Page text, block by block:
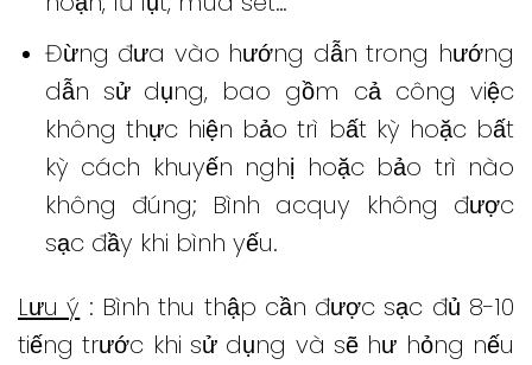
Đừng đưa vào hướng dẫn trong hướng
dẫn sử dụng, bao gồm cả công việc
không thực hiện bảo trì bất kỳ hoặc bất
kỳ cách khuyến nghị hoặc bảo trì nào
không đúng; Bình acquy không được
sạc đầy khi bình yếu.
Lưu ý : Bình thu thập cần được sạc đủ 8-10
tiếng trước khi sử dụng và sẽ hư hỏng nếu